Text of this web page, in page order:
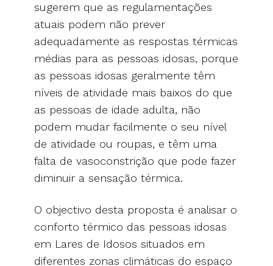
sugerem que as regulamentações
atuais podem não prever
adequadamente as respostas térmicas
médias para as pessoas idosas, porque
as pessoas idosas geralmente têm
níveis de atividade mais baixos do que
as pessoas de idade adulta, não
podem mudar facilmente o seu nível
de atividade ou roupas, e têm uma
falta de vasoconstrição que pode fazer
diminuir a sensação térmica.
O objectivo desta proposta é analisar o
conforto térmico das pessoas idosas
em Lares de Idosos situados em
diferentes zonas climáticas do espaço